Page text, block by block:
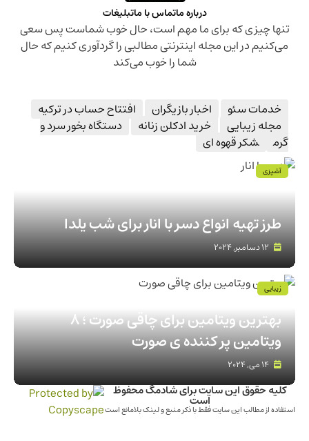
درباره ماتماس با ماتبلیغات
تنها چیزی که برای ما مهم است، حال خوب شماست پس سعی
می‌کنیم در این مجله اینترنتی مطالبی را گردآوری کنیم که حال
شما را خوب می‌کند
خدمات سئو اخبار بازیگران
افتتاح حساب در ترکیه
مجله زیبایی
خرید ادکلن زنانه
دستگاه بخور سرد و
گرم
شکر قهوه ای
طرز تهیه انواع دسر با انار برای شب یلدا
12 دسامبر, 2024
آشپزی
بهترین ویتامین برای چاقی صورت ؛ 8
ویتامین پر کننده ی صورت
14 می, 2024
زیبایی
کلیه حقوق این سایت برای شادمگ محفوظ
است
استفاده از مطالب این سایت فقط با ذکر منبع و لینک بلامانع است